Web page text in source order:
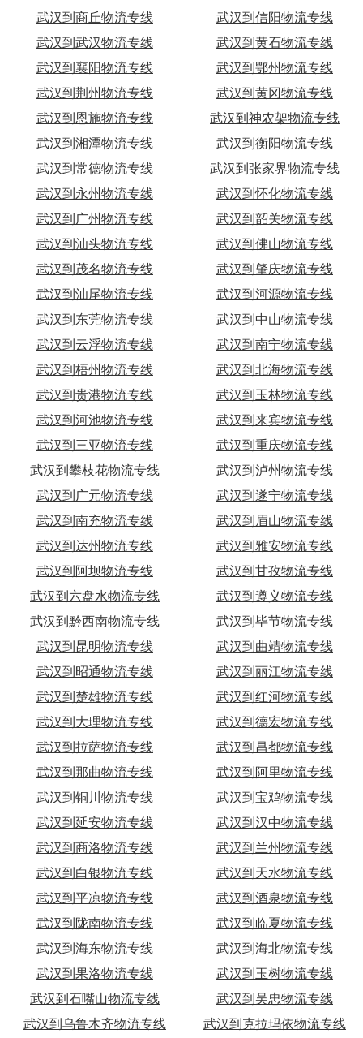
武汉到商丘物流专线
武汉到信阳物流专线
武汉到武汉物流专线
武汉到黄石物流专线
武汉到襄阳物流专线
武汉到鄂州物流专线
武汉到荆州物流专线
武汉到黄冈物流专线
武汉到恩施物流专线
武汉到神农架物流专线
武汉到湘潭物流专线
武汉到衡阳物流专线
武汉到常德物流专线
武汉到张家界物流专线
武汉到永州物流专线
武汉到怀化物流专线
武汉到广州物流专线
武汉到韶关物流专线
武汉到汕头物流专线
武汉到佛山物流专线
武汉到茂名物流专线
武汉到肇庆物流专线
武汉到汕尾物流专线
武汉到河源物流专线
武汉到东莞物流专线
武汉到中山物流专线
武汉到云浮物流专线
武汉到南宁物流专线
武汉到梧州物流专线
武汉到北海物流专线
武汉到贵港物流专线
武汉到玉林物流专线
武汉到河池物流专线
武汉到来宾物流专线
武汉到三亚物流专线
武汉到重庆物流专线
武汉到攀枝花物流专线
武汉到泸州物流专线
武汉到广元物流专线
武汉到遂宁物流专线
武汉到南充物流专线
武汉到眉山物流专线
武汉到达州物流专线
武汉到雅安物流专线
武汉到阿坝物流专线
武汉到甘孜物流专线
武汉到六盘水物流专线
武汉到遵义物流专线
武汉到黔西南物流专线
武汉到毕节物流专线
武汉到昆明物流专线
武汉到曲靖物流专线
武汉到昭通物流专线
武汉到丽江物流专线
武汉到楚雄物流专线
武汉到红河物流专线
武汉到大理物流专线
武汉到德宏物流专线
武汉到拉萨物流专线
武汉到昌都物流专线
武汉到那曲物流专线
武汉到阿里物流专线
武汉到铜川物流专线
武汉到宝鸡物流专线
武汉到延安物流专线
武汉到汉中物流专线
武汉到商洛物流专线
武汉到兰州物流专线
武汉到白银物流专线
武汉到天水物流专线
武汉到平凉物流专线
武汉到酒泉物流专线
武汉到陇南物流专线
武汉到临夏物流专线
武汉到海东物流专线
武汉到海北物流专线
武汉到果洛物流专线
武汉到玉树物流专线
武汉到石嘴山物流专线
武汉到吴忠物流专线
武汉到乌鲁木齐物流专线
武汉到克拉玛依物流专线